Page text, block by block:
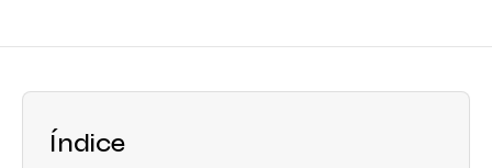
Índice